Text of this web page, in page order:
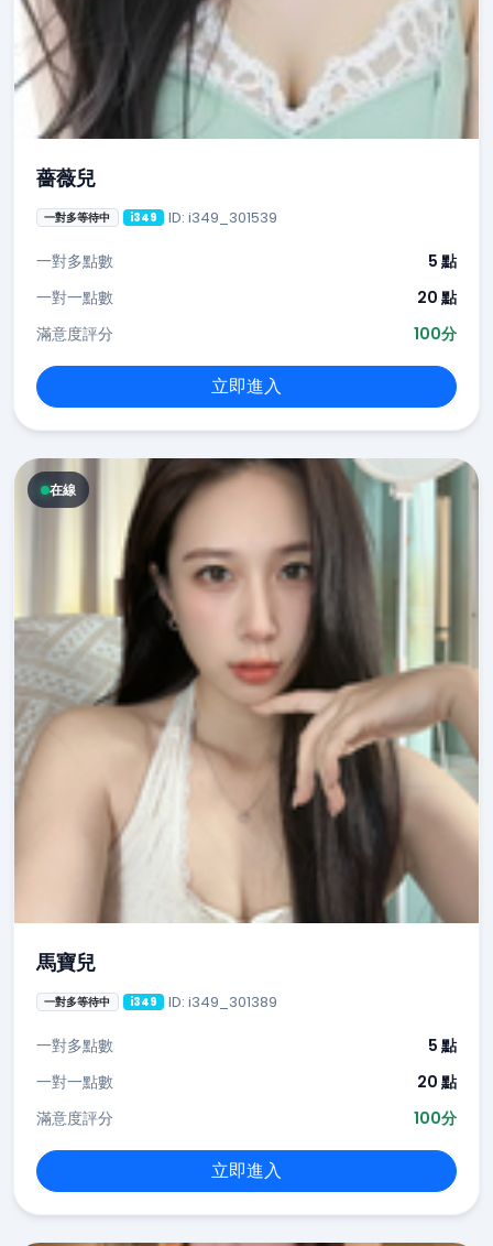
薔薇兒
一對多等待中 i349 ID: i349_301539
一對多點數
5 點
一對一點數
20 點
滿意度評分
100分
立即進入
在線
馬寶兒
一對多等待中 i349 ID: i349_301389
一對多點數
5 點
一對一點數
20 點
滿意度評分
100分
立即進入